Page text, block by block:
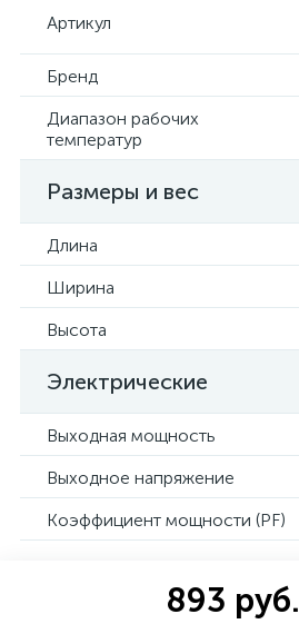
Артикул
Бренд
Диапазон рабочих
температур
Размеры и вес
Длина
Ширина
Высота
Электрические
Выходная мощность
Выходное напряжение
Коэффициент мощности (PF)
893 руб.